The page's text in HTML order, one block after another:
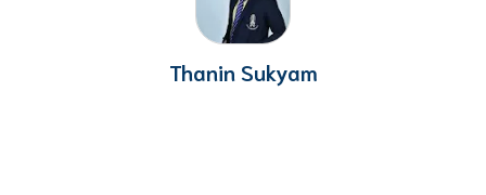
Thanin Sukyam